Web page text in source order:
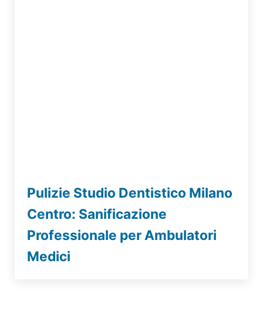
Pulizie Studio Dentistico Milano
Centro: Sanificazione
Professionale per Ambulatori
Medici